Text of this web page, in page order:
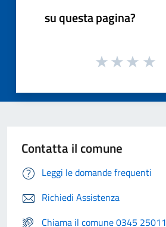
su questa pagina?
Contatta il comune
Leggi le domande frequenti
Richiedi Assistenza
Chiama il comune 0345 25011